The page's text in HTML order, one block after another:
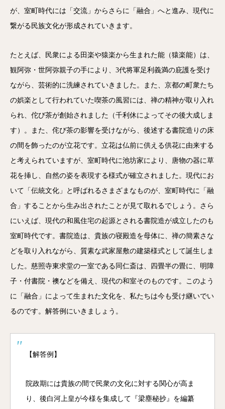
が、室町時代には「交流」からさらに「融合」へと進み、現代に
繋がる民族文化が形成されていきます。
たとえば、民衆による田楽や猿楽から生まれた能（猿楽能）は、
観阿弥・世阿弥親子の手により、3代将軍足利義満の庇護を受け
ながら、芸術的に洗練されていきました。また、京都の町衆たち
の娯楽として行われていた喫茶の風習には、禅の精神が取り入れ
られ、佗び茶が創始されました（千利休によってその後大成しま
す）。また、侘び茶の影響を受けながら、後述する書院造りの床
の間を飾ったのが立花です。立花は仏前に供える供花に由来する
と考えられていますが、室町時代に池坊家により、唐物の器に草
花を挿し、自然の姿を表現する様式が確立されました。現代にお
いて「伝統文化」と呼ばれるさまざまなものが、室町時代に「融
合」することから生み出されたことが見て取れるでしょう。さら
にいえば、現代の和風住宅の起源とされる書院造が成立したのも
室町時代です。書院造は、貴族の寝殿造を母体に、禅の簡素さな
どを取り入れながら、質素な武家屋敷の建築様式として誕生しま
した。慈照寺東求堂の一室である同仁斎は、四畳半の畳に、明障
子・付書院・襖などを備え、現代の和室そのものです。このよう
に「融合」によって生まれた文化を、私たちは今も受け継いでい
るのです。解答例にいきましょう。
【解答例】
院政期には貴族の間で民衆の文化に対する関心が高ま
り、後白河上皇が今様を集成して『梁塵秘抄』を編纂